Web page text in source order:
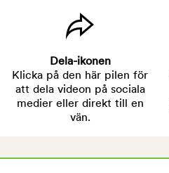
Dela-ikonen
Klicka på den här pilen för
att dela videon på sociala
medier eller direkt till en
vän.